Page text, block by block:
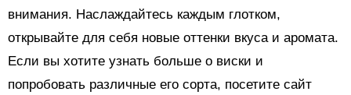
внимания. Наслаждайтесь каждым глотком,
открывайте для себя новые оттенки вкуса и аромата.
Если вы хотите узнать больше о виски и
попробовать различные его сорта, посетите сайт